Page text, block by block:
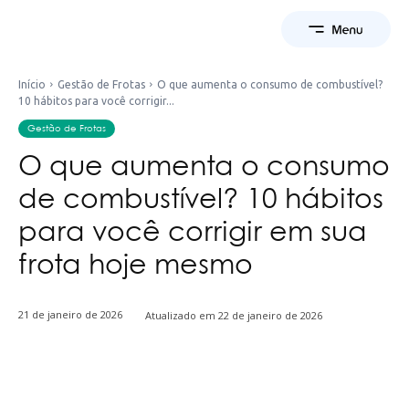
Início Gestão de Frotas
O que aumenta o consumo de combustível?
10 hábitos para você corrigir...
Gestão de Frotas
O que aumenta o consumo
de combustível? 10 hábitos
para você corrigir em sua
frota hoje mesmo
21 de janeiro de 2026 Atualizado em 22 de janeiro de 2026